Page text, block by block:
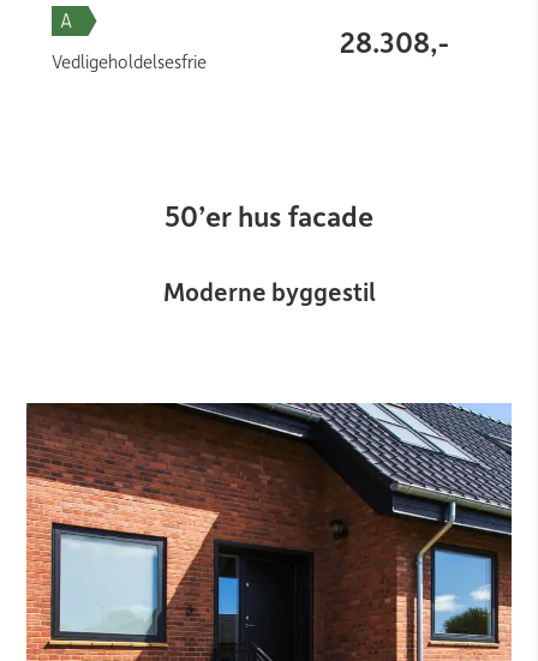
Vedligeholdelsesfrie
28.308,-
50’er hus facade
Moderne byggestil